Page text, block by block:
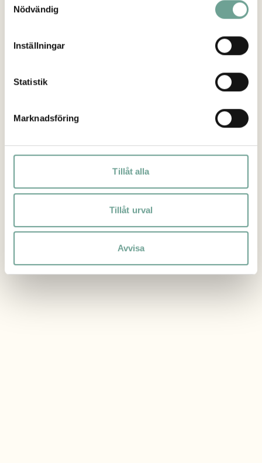
Nödvändig
Inställningar
Statistik
Marknadsföring
Tillåt alla
Tillåt urval
Avvisa